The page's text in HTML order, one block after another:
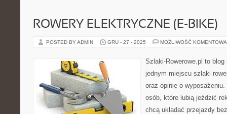
ROWERY ELEKTRYCZNE (E-BIKE)
POSTED BY ADMIN GRU - 27 - 2025 MOŻLIWOŚĆ
Szlaki-Rowerowe.pl to blog
jednym miejscu szlaki
oraz opinie o
osób, które lubią jeździć
chcą układać przejazdy